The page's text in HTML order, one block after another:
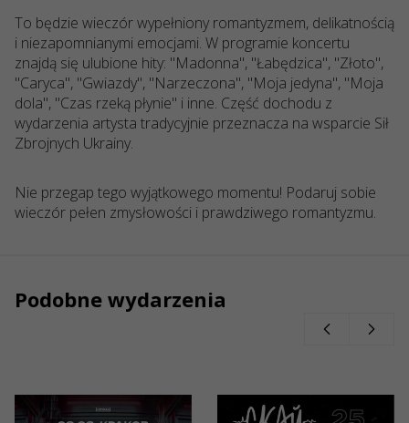
To będzie wieczór wypełniony romantyzmem, delikatnością
i niezapomnianymi emocjami. W programie koncertu
znajdą się ulubione hity: "Madonna", "Łabędzica", "Złoto",
"Caryca", "Gwiazdy", "Narzeczona", "Moja jedyna", "Moja
dola", "Czas rzeką płynie" i inne. Część dochodu z
wydarzenia artysta tradycyjnie przeznacza na wsparcie Sił
Zbrojnych Ukrainy.
Nie przegap tego wyjątkowego momentu! Podaruj sobie
wieczór pełen zmysłowości i prawdziwego romantyzmu.
Podobne wydarzenia